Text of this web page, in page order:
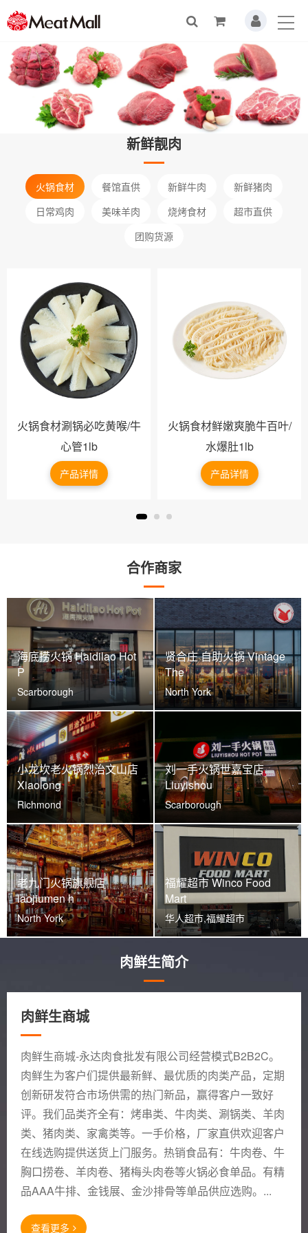
新鲜靓肉
火锅食材 餐馆直供 新鲜牛肉
新鲜猪肉
日常鸡肉
美味羊肉 烧烤食材
超市直供
团购货源
火锅食材涮锅必吃黄喉/牛
心管1lb
产品详情
火锅食材鲜嫩爽脆牛百叶/
水爆肚1lb
产品详情
合作商家
海底捞火锅 Haidilao Hot
P
Scarborough
贤合庄 自助火锅 Vintage
The
North York
小龙坎老火锅烈治文山店
Xiaolong
Richmond
刘一手火锅世嘉宝店
Liuyishou
Scarborough
老九门火锅旗舰店
laojiumen h
North York
福耀超市 Winco Food
Mart
华人超市,福耀超市
肉鲜生简介
肉鲜生商城
肉鲜生商城-永达肉食批发有限公司经营模式B2B2C。
肉鲜生为客户们提供最新鲜、最优质的肉类产品，定期
创新研发符合市场供需的热门新品，赢得客户一致好
评。我们品类齐全有：烤串类、牛肉类、涮锅类、羊肉
类、猪肉类、家禽类等。一手价格，厂家直供欢迎客户
在线选购提供送货上门服务。热销食品有：牛肉卷、牛
胸口捞卷、羊肉卷、猪梅头肉卷等火锅必食单品。有精
品AAA牛排、金钱展、金沙排骨等单品供应选购。...
查看更多